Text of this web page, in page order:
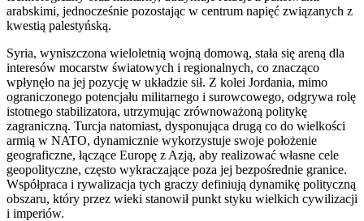
arabskimi, jednocześnie pozostając w centrum napięć związanych z
kwestią palestyńską.
Syria, wyniszczona wieloletnią wojną domową, stała się areną dla
interesów mocarstw światowych i regionalnych, co znacząco
wpłynęło na jej pozycję w układzie sił. Z kolei Jordania, mimo
ograniczonego potencjału militarnego i surowcowego, odgrywa rolę
istotnego stabilizatora, utrzymując zrównoważoną politykę
zagraniczną. Turcja natomiast, dysponująca drugą co do wielkości
armią w NATO, dynamicznie wykorzystuje swoje położenie
geograficzne, łączące Europę z Azją, aby realizować własne cele
geopolityczne, często wykraczające poza jej bezpośrednie granice.
Współpraca i rywalizacja tych graczy definiują dynamikę polityczną
obszaru, który przez wieki stanowił punkt styku wielkich cywilizacji
i imperiów.